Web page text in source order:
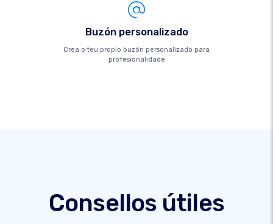
Buzón personalizado
Crea o teu propio buzón personalizado para
profesionalidade
Consellos útiles